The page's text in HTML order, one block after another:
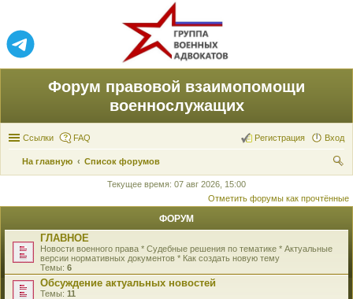
Форум правовой взаимопомощи
военнослужащих
Ссылки FAQ Вход
Регистрация
На главную
Список форумов
ск
Текущее время: 07 авг 2026, 15:00
Отметить форумы как прочтённые
ФОРУМ
ГЛАВНОЕ
Новости военного права * Судебные решения по тематике * Актуальные
версии нормативных документов * Как создать новую тему
Темы: 6
Обсуждение актуальных новостей
Темы: 11